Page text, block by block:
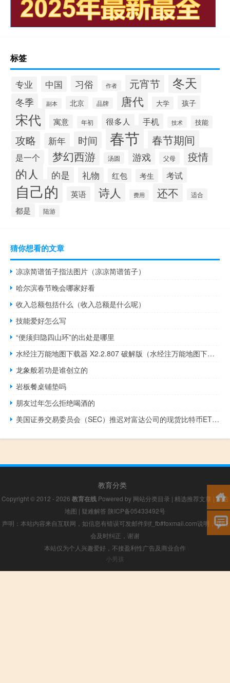
标签
专业 中国 习俗 作者 元宵节 冬天
冬季 副本 北京 品牌 唐代 大学 孩子
宋代 寓意 年初 很多人 手机 技术 技能
攻略 新年 时间 春节 春节期间
是一个 梦幻西游 汤圆 游戏 父母 疫情
的人 的是 礼物 红包 考生 考试
自己的 英语 诗人 费用 还不 适合
都是 陆游
猜你想看的文章
凉凉简谱笛子指法图片（凉凉简谱笛子）
哈尔滨春节晚会哪家好看
收入总额包括什么（收入总额是什么呢）
技能爱好怎么写
“便须归隐四山环”的出处是哪里
水经注万能地图下载器 X2.2.807 破解版（水经注万能地图下载器 X2.2.807 破解版功能简介）
龙象般若功是谁创立的
岩板餐桌铺垫吗
朋友过年怎么拒绝喝酒的
美国证券交易委员会（SEC）推迟对富达公司的现货比特币ETF申请做出决定
教育分类
Copyright © 2012 - 2026 教育在线 Powered by 网站分类目录 | 精选推荐文章 |网站
地图 | 疑难解答 陕ICP备05433492号
声明：本站内容来自互联网，如信息有错误可发邮件到f_fb#foxmail.com说明，我们
会及时纠正，谢谢
本站仅为个人兴趣爱好，不接盈利性广告及商业合作
小男孩